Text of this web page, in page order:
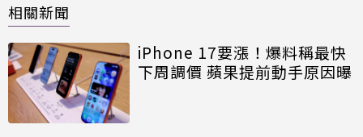
相關新聞
iPhone 17要漲！爆料稱最快
下周調價 蘋果提前動手原因曝